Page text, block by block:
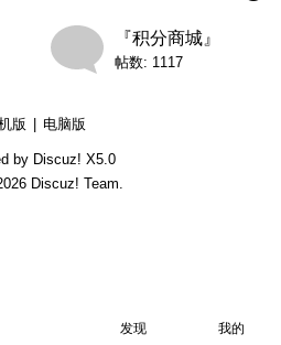
『积分商城』
帖数: 1117
版 电脑版
by Discuz! X5.0
Discuz! Team.
发现 我的